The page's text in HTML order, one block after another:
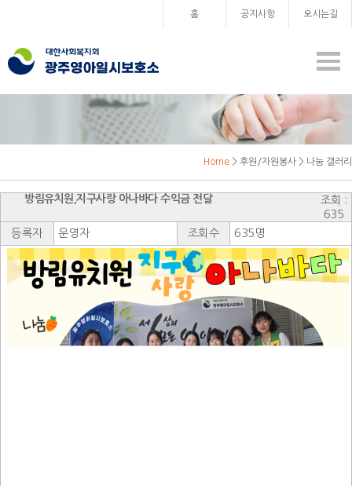
홈 공지사항 오시는길
Home > 후원/자원봉사 > 나눔 갤러리
방림유치원,지구사랑 아나바다 수익금 전달
조회 :
635
등록자
운영자 조회수 635명